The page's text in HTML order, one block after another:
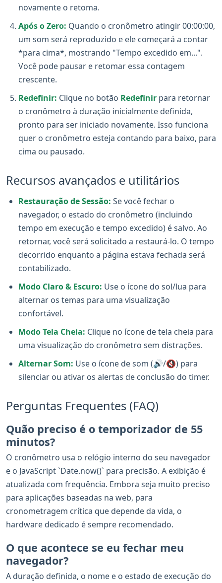
novamente o retoma.
Após o Zero: Quando o cronômetro atingir 00:00:00,
um som será reproduzido e ele começará a contar
*para cima*, mostrando "Tempo excedido em...".
Você pode pausar e retomar essa contagem
crescente.
Redefinir: Clique no botão Redefinir para retornar
o cronômetro à duração inicialmente definida,
pronto para ser iniciado novamente. Isso funciona
quer o cronômetro esteja contando para baixo, para
cima ou pausado.
Recursos avançados e utilitários
Restauração de Sessão: Se você fechar o
navegador, o estado do cronômetro (incluindo
tempo em execução e tempo excedido) é salvo. Ao
retornar, você será solicitado a restaurá-lo. O tempo
decorrido enquanto a página estava fechada será
contabilizado.
Modo Claro & Escuro: Use o ícone do sol/lua para
alternar os temas para uma visualização
confortável.
Modo Tela Cheia: Clique no ícone de tela cheia para
uma visualização do cronômetro sem distrações.
Alternar Som: Use o ícone de som (🔊/🔇) para
silenciar ou ativar os alertas de conclusão do timer.
Perguntas Frequentes (FAQ)
Quão preciso é o temporizador de 55
minutos?
O cronômetro usa o relógio interno do seu navegador
e o JavaScript `Date.now()` para precisão. A exibição é
atualizada com frequência. Embora seja muito preciso
para aplicações baseadas na web, para
cronometragem crítica que depende da vida, o
hardware dedicado é sempre recomendado.
O que acontece se eu fechar meu
navegador?
A duração definida, o nome e o estado de execução do